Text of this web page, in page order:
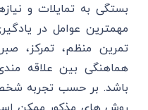
بستگی به تمایلات و
مهمترین عوامل در
تمرین منظم، تمرکز،
هماهنگی بین علاقه
باشد. بر حسب تجربه